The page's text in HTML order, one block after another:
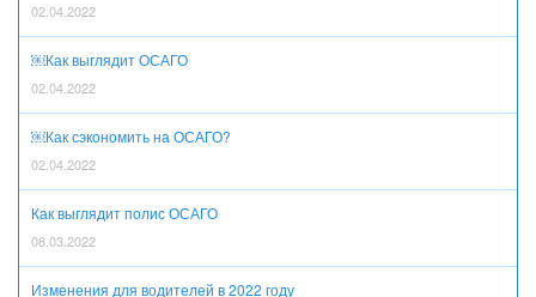
02.04.2022
￼Как выглядит ОСАГО
02.04.2022
￼Как сэкономить на ОСАГО?
02.04.2022
Как выглядит полис ОСАГО
08.03.2022
Изменения для водителей в 2022 году